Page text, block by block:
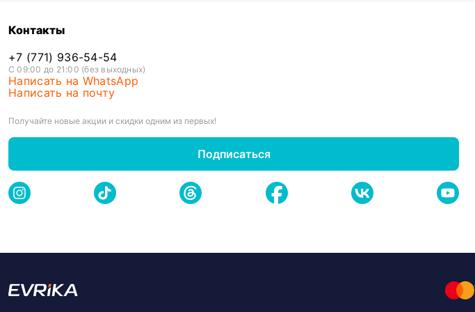
Контакты
+7 (771) 936-54-54
С 09:00 до 21:00 (без выходных)
Написать на WhatsApp
Написать на почту
Получайте новые акции и скидки одним из первых!
Подписаться